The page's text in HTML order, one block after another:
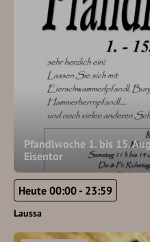
Pfandlwoche 1. bis 15.
Eisentor
Heute 00:00 - 23:59
Laussa